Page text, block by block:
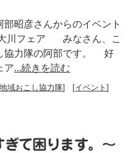
昭彦さんからのイベント
川フェア みなさん、こ
協力隊の阿部です。 好
ア...続きを読む
地域おこし協力隊] [イベント]
て困ります。～